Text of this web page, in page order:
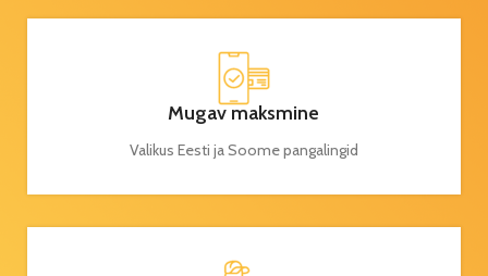
Mugav maksmine
Valikus Eesti ja Soome pangalingid